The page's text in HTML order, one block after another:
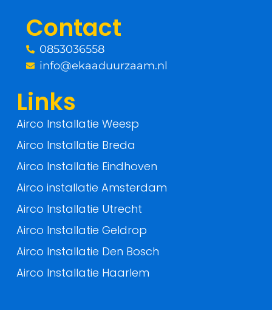
k
-
Contact
0853036558
info@ekaaduurzaam.nl
Links
Airco Installatie Weesp
Airco Installatie Breda
Airco Installatie Eindhoven
Airco installatie Amsterdam
Airco Installatie Utrecht
Airco Installatie Geldrop
Airco Installatie Den Bosch
Airco Installatie Haarlem